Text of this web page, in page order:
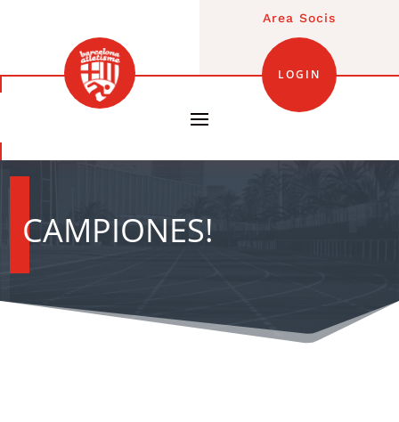
Area Socis
LOGIN
CAMPIONES!